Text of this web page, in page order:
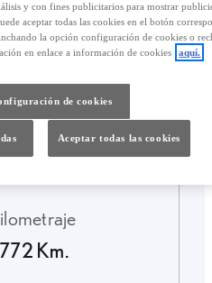
Personalizar financiación
14.779,26 €
Kilometraje
Km.
y con fines publicitarios para mostrar
aceptar todas las cookies en el botón
la opción configuración de cookies o
en enlace a información de cookies
aquí.
de cookies
Aceptar todas las cookies